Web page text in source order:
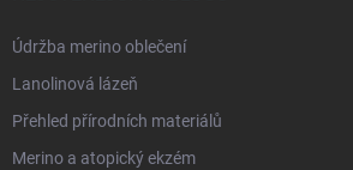
Údržba merino oblečení
Lanolinová lázeň
Přehled přírodních materiálů
Merino a atopický ekzém